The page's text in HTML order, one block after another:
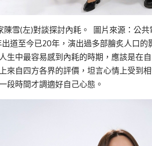
陳雪(左)對談探討內耗。 圖片來源：公共
道至今已20年，演出過多部膾炙人口的
生中最容易感到內耗的時期，應該是在
來自四方各界的評價，坦言心情上受到
段時間才調適好自己心態。